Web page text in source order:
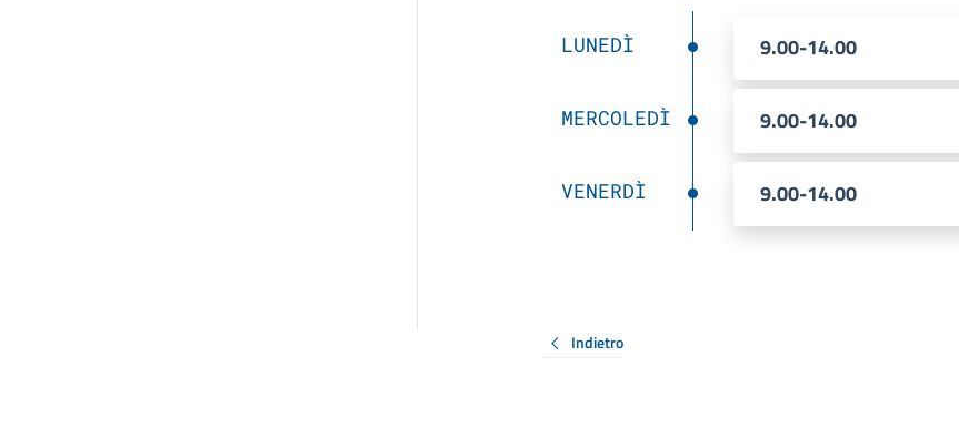
LUNEDÌ 9.00-14.00
MERCOLEDÌ 9.00-14.00
VENERDÌ 9.00-14.00
Indietro